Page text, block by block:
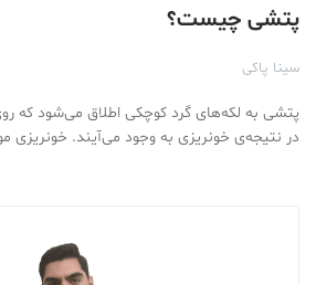
پتشی چیست؟
سینا پاکی
پتشی به لکه‌های گرد کوچکی اطلاق می‌شود که
در نتیجه‌ی خونریزی به وجود می‌آیند. خونریزی